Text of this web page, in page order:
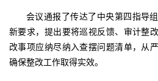
会议通报了传达了中央第四指导
新要求，提出要将巡视反馈、审计整
改事项应纳尽纳入查摆问题清单，从
确保整改工作取得实效。